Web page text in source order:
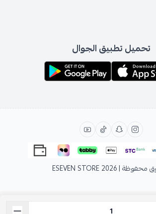
تحميل تطبيق الجوال
محفوظة | 2026 ESEVEN STORE